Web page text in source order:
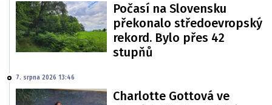
Počasí na Slovensku
překonalo středoevropský
rekord. Bylo přes 42
stupňů
7. srpna 2026 13:46
Charlotte Gottová ve